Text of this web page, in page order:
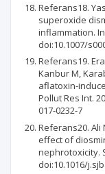
Referans18.
superoxide
inflammation.
doi:10.1007/
Referans19.
Kanbur M,
aflatoxin-
Pollut Res Int.
017-0232-7
Referans20. Ali
effect of
nephrotoxicity.
doi:10.1016/